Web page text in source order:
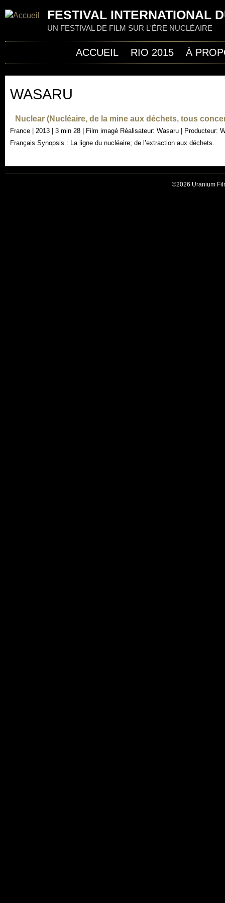
FESTIVAL INTERNATIONAL
UN FESTIVAL DE FILM SUR L'ÈRE NUCLÉAIRE
WASARU
Nuclear (Nucléaire, de la mine aux déchets, tous
France | 2013 | 3 min 28 | Film imagé Réalisateur: Wasaru | Producteur:
Français Synopsis : La ligne du nucléaire; de l’extraction aux déchets.
ACCUEIL RIO 2015 À
©2026 Uranium